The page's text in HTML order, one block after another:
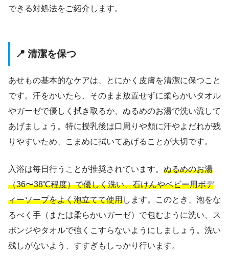
できる対処法をご紹介します。
📍 清潔を保つ
あせもの基本的なケアは、とにかく皮膚を清潔に保つこと
です。汗をかいたら、そのまま放置せずに柔らかいタオル
やガーゼで優しく拭き取るか、ぬるめのお湯で洗い流して
あげましょう。特に授乳後は口周りや頬に汗やよだれが残
りやすいため、こまめに拭いてあげることが大切です。
入浴は毎日行うことが推奨されています。 ぬるめのお湯
（36〜38℃程度）で優しく洗い、石けんやベビー用ボデ
ィーソープをよく泡立てて使用します。このとき、泡をな
るべく手（または柔らかいガーゼ）で包むように洗い、ス
ポンジやタオルで強くこすらないようにしましょう。洗い
残しがないよう、すすぎもしっかり行います。